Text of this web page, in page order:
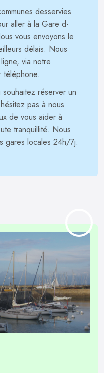
desservies
aller à la Gare d-
vous envoyons le
délais. Nous
via notre
téléphone.
réserver un
pas à nous
de vous aider à
tranquillité. Nous
gares locales 24h/7j.